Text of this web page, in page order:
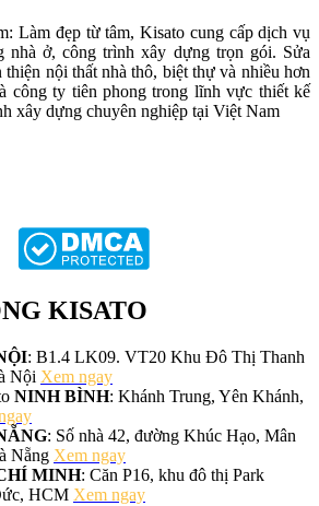
Làm đẹp từ tâm, Kisato cung cấp dịch vụ
nhà ở, công trình xây dựng trọn gói. Sửa
thiện nội thất nhà thô, biệt thự và nhiều hơn
công ty tiên phong trong lĩnh vực thiết kế
xây dựng chuyên nghiệp tại Việt Nam
KISATO
: B1.4 LK09. VT20 Khu Đô Thị Thanh
Nội Xem ngay
NINH BÌNH: Khánh Trung, Yên Khánh,
: Số nhà 42, đường Khúc Hạo, Mân
Nẵng Xem ngay
MINH: Căn P16, khu đô thị Park
HCM Xem ngay